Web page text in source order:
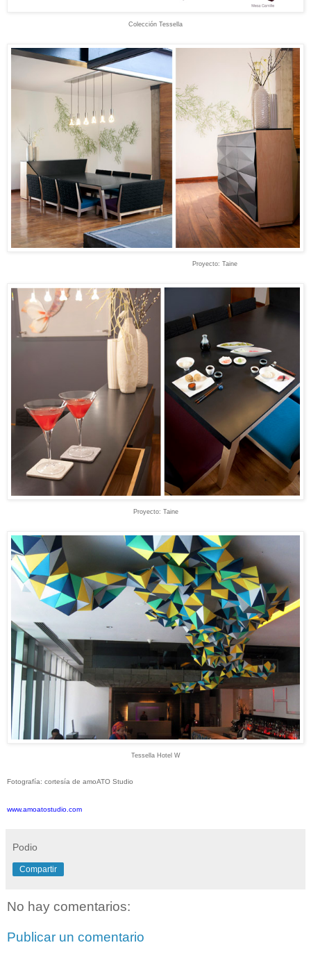
Colección Tessella
Proyecto: Taine
Proyecto: Taine
Tessella Hotel W
Fotografía: cortesía de amoATO Studio
www.amoatostudio.com
Podio
Compartir
No hay comentarios:
Publicar un comentario